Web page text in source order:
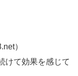
）
けて効果を感じて